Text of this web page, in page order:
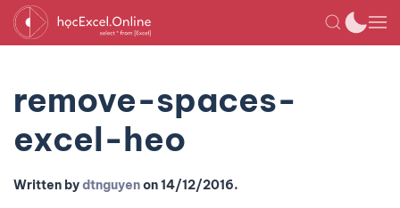
remove-spaces-
excel-heo
Written bydtnguyenon14/12/2016.